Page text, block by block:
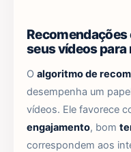
seus vídeos
O algoritmo de
desempenha um
vídeos. Ele favorece
engajamento, bom
correspondem aos